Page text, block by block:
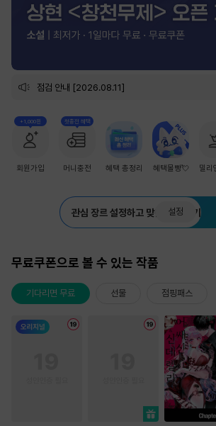
점검 안내 [2026.08.11]
+1,000원
회원가입
첫충전 혜택
머니충전 혜택 총정리 혜택몰빵💘 밀리
관심 장르 설정하고 맞춤 추천 받기
설정
무료쿠폰으로 볼 수 있는 작품
기다리면 무료 선물 점핑패스